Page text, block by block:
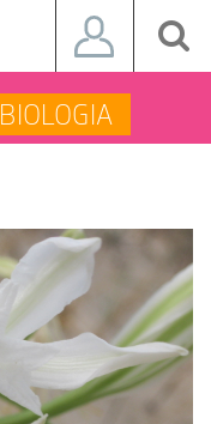
BIOLOGIA